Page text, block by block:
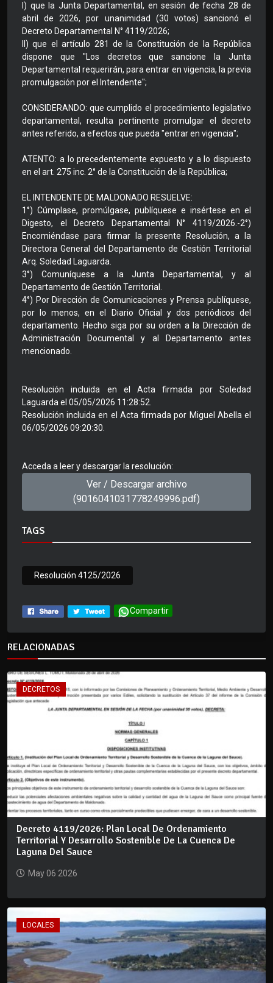
I) que la Junta Departamental, en sesión de fecha 28 de
abril de 2026, por unanimidad (30 votos) sancionó el
Decreto Departamental N° 4119/2026;
II) que el artículo 281 de la Constitución de la República
dispone que "Los decretos que sancione la Junta
Departamental requerirán, para entrar en vigencia, la previa
promulgación por el Intendente";
CONSIDERANDO: que cumplido el procedimiento legislativo
departamental, resulta pertinente promulgar el decreto
antes referido, a efectos que pueda "entrar en vigencia";
ATENTO: a lo precedentemente expuesto y a lo dispuesto
en el art. 275 inc. 2° de la Constitución de la República;
EL INTENDENTE DE MALDONADO RESUELVE:
1°) Cúmplase, promúlgase, publíquese e insértese en el
Digesto, el Decreto Departamental N° 4119/2026.-2°)
Encomiéndase para firmar la presente Resolución, a la
Directora General del Departamento de Gestión Territorial
Arq. Soledad Laguarda.
3°) Comuníquese a la Junta Departamental, y al
Departamento de Gestión Territorial.
4°) Por Dirección de Comunicaciones y Prensa publíquese,
por lo menos, en el Diario Oficial y dos periódicos del
departamento. Hecho siga por su orden a la Dirección de
Administración Documental y al Departamento antes
mencionado.
Resolución incluida en el Acta firmada por Soledad
Laguarda el 05/05/2026 11:28:52.
Resolución incluida en el Acta firmada por Miguel Abella el
06/05/2026 09:20:30.
Acceda a leer y descargar la resolución:
Ver / Descargar archivo
(9016041031778249996.pdf)
TAGS
Resolución 4125/2026
Compartir
RELACIONADAS
DECRETOS
Decreto 4119/2026: Plan Local De Ordenamiento
Territorial Y Desarrollo Sostenible De La Cuenca De
Laguna Del Sauce
May 06 2026
LOCALES